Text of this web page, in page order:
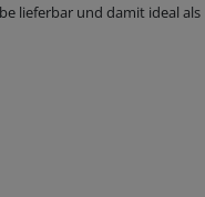
lieferbar und damit ideal als